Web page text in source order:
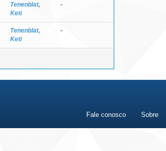
Tenenblat,
Keti
-
Tenenblat,
Keti
-
Fale conosco Sobre